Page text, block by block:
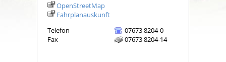
OpenStreetMap
Fahrplanauskunft
Telefon
07673 8204-0
Fax
07673 8204-14